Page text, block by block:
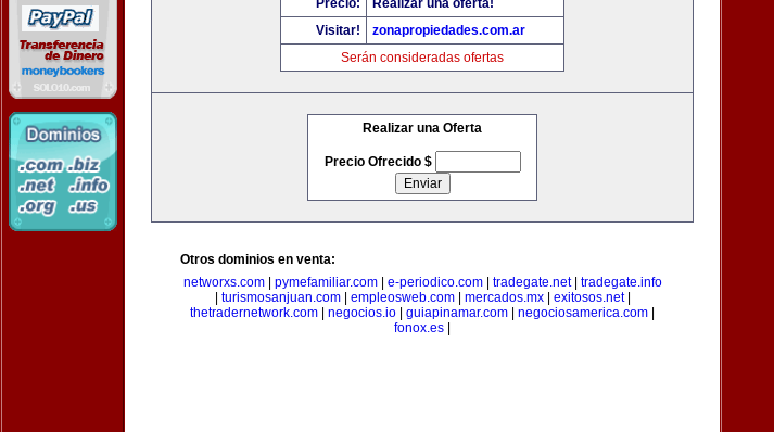
Precio:
Realizar una oferta!
Visitar!
zonapropiedades.com.ar
Serán consideradas ofertas
Realizar una Oferta
Precio Ofrecido $
Otros dominios en venta:
networxs.com| pymefamiliar.com| e-periodico.com| tradegate.net| tradegate.info
turismosanjuan.com| empleosweb.com| mercados.mx| exitosos.net|
thetradernetwork.com
negocios.io guiapinamar.com negociosamerica.com
fonox.es